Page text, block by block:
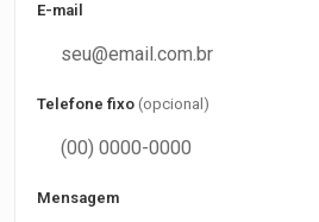
E-mail
Telefone fixo (opcional)
Mensagem